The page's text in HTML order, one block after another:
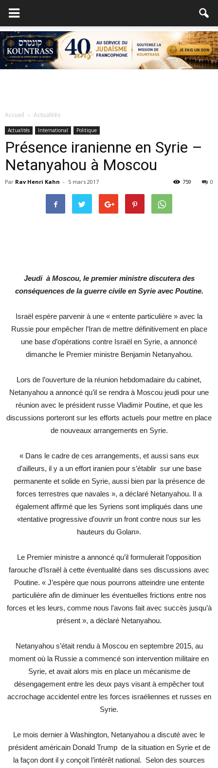
Accueil Actualités
Actualités International Politique
Présence iranienne en Syrie –
Netanyahou à Moscou
Par Rav Henri Kahn - 5 mars 2017 0
759
Jeudi à Moscou, le premier ministre discutera des
conséquences de la guerre civile en Syrie avec Poutine.
Israël espère parvenir à une « entente particulière » avec la
Russie pour empêcher l’Iran de mettre définitivement en place
une base d’opérations contre Israël en Syrie, a annoncé
dimanche le Premier ministre Benjamin Netanyahou.
Lors de l’ouverture de la réunion hebdomadaire du cabinet,
Netanyahou a annoncé qu’il se rendra à Moscou jeudi pour une
réunion avec le président russe Vladimir Poutine, et que les
discussions porteront sur les efforts actuels pour mettre en place
de nouveaux arrangements en Syrie.
« Dans le cadre de ces arrangements, et aussi sans eux
d’ailleurs, il y a un effort iranien pour s’établir sur une base
permanente et solide en Syrie, aussi bien par la présence de
forces terrestres que navales », a déclaré Netanyahou. Il a
également affirmé que les Syriens sont impliqués dans une
«tentative progressive d’ouvrir un front contre nous sur les
hauteurs du Golan».
Le Premier ministre a annoncé qu’il formulerait l’opposition
farouche d’Israël à cette éventualité dans ses discussions avec
Poutine. « J’espère que nous pourrons atteindre une entente
particulière afin de diminuer les éventuelles frictions entre nos
forces et les leurs, comme nous l’avons fait avec succès jusqu’à
présent », a déclaré Netanyahou.
Netanyahou s’était rendu à Moscou en septembre 2015, au
moment où la Russie a commencé son intervention militaire en
Syrie, et avait alors mis en place un mécanisme de
désengagement entre les deux pays visant à empêcher tout
accrochage accidentel entre les forces israéliennes et russes en
Syrie.
Le mois dernier à Washington, Netanyahou a discuté avec le
président américain Donald Trump de la situation en Syrie et de
la façon dont il y conçoit l’intérêt national. Selon des sources